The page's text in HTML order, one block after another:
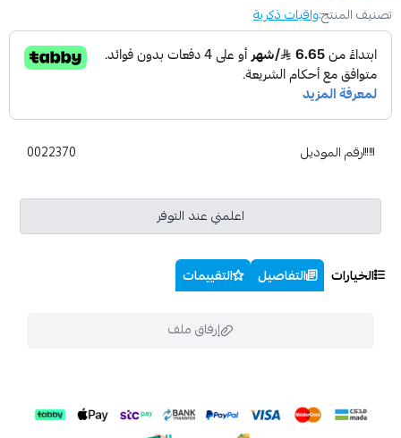
تصنيف المنتج:واقيات ذكرية
رقم الموديل 0022370
اعلمني عند التوفر
الخيارات التفاصيل التقييمات
إرفاق ملف
اسحب و افلت الملف هنا